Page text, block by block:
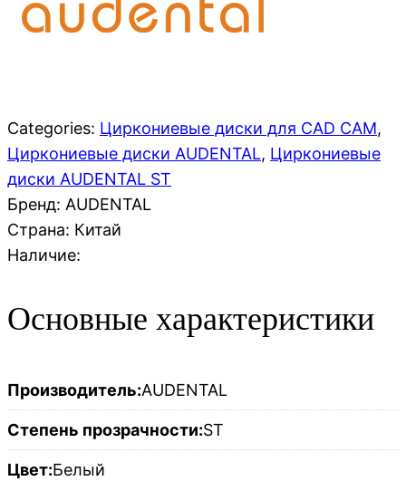
Categories: Циркониевые диски для CAD CAM,
Циркониевые диски AUDENTAL, Циркониевые
диски AUDENTAL ST
Бренд: AUDENTAL
Страна: Китай
Наличие:
Основные характеристики
Производитель:AUDENTAL
Степень прозрачности:ST
Цвет:Белый